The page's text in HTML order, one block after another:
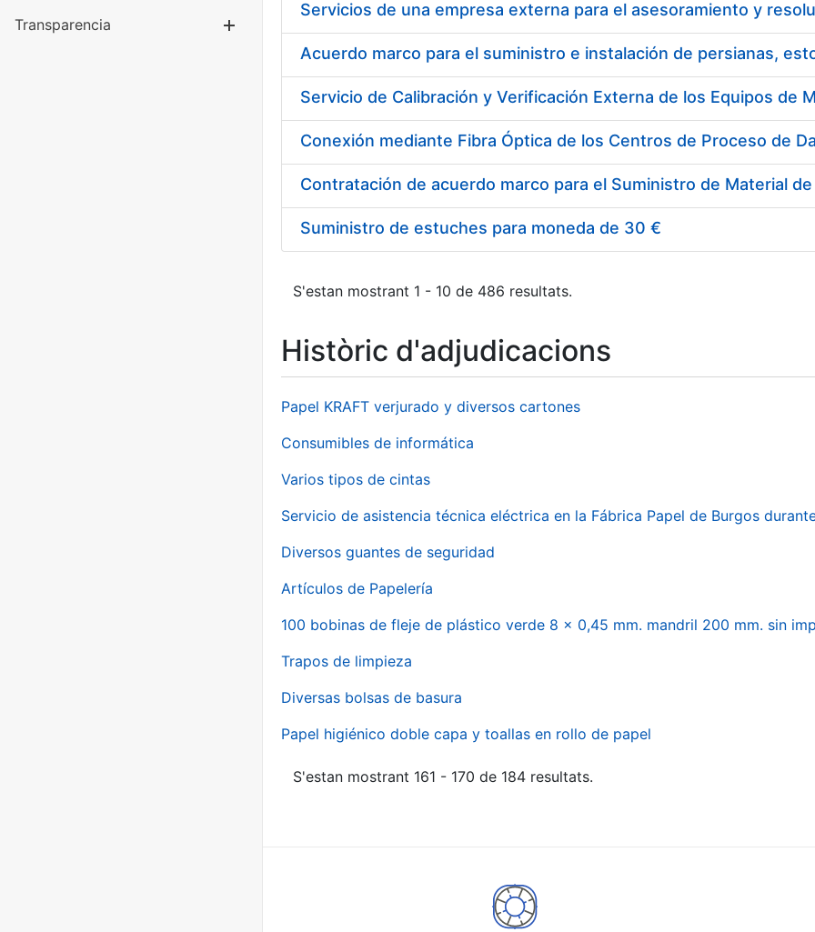
Transparencia
Acuerdo marco para el suministro e instalación de persianas,
Suministro de estuches para moneda de 30 €
S'estan mostrant 1 - 10 de 486 resultats.
Històric d'adjudicacions
Papel KRAFT verjurado y diversos cartones
Consumibles de informática
Varios tipos de cintas
Servicio de asistencia técnica eléctrica en la Fábrica Papel de Burgos
Diversos guantes de seguridad
Artículos de Papelería
100 bobinas de fleje de plástico verde 8 x 0,45 mm. mandril 200 mm. sin
Trapos de limpieza
Diversas bolsas de basura
Papel higiénico doble capa y toallas en rollo de papel
S'estan mostrant 161 - 170 de 184 resultats.